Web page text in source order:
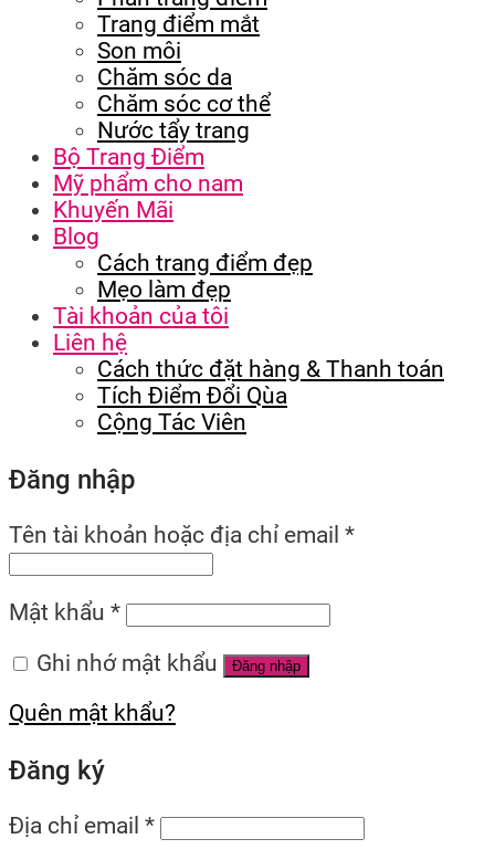
Trang điểm mắt
Son môi
Chăm sóc da
Chăm sóc cơ thể
Nước tẩy trang
Bộ Trang Điểm
Mỹ phẩm cho nam
Khuyến Mãi
Blog
Cách trang điểm đẹp
Mẹo làm đẹp
Tài khoản của tôi
Liên hệ
Cách thức đặt hàng & Thanh toán
Tích Điểm Đổi Qùa
Cộng Tác Viên
Đăng nhập
Tên tài khoản hoặc địa chỉ email *
Mật khẩu *
Ghi nhớ mật khẩu
Đăng nhập
Quên mật khẩu?
Đăng ký
Địa chỉ email *